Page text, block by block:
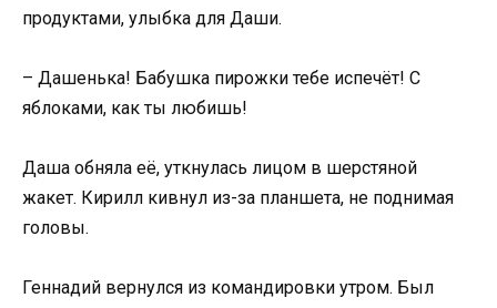
продуктами, улыбка для Даши.
– Дашенька! Бабушка пирожки тебе испечёт! С
яблоками, как ты любишь!
Даша обняла её, уткнулась лицом в шерстяной
жакет. Кирилл кивнул из-за планшета, не поднимая
головы.
Геннадий вернулся из командировки утром. Был